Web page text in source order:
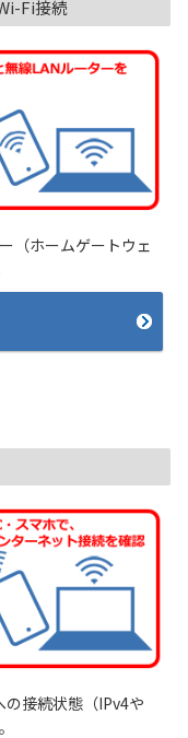
Fi接続
（ホームゲートウェ
接続状態（IPv4や